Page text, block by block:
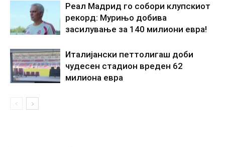
Реал Мадрид го собори клупскиот
рекорд: Мурињо добива
засилување за 140 милиони евра!
Италијански петтолигаш доби
чудесен стадион вреден 62
милиона евра